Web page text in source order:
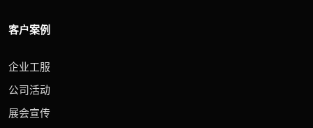
客户案例
企业工服
公司活动
展会宣传